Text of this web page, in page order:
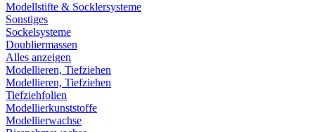
Modellstifte & Socklersysteme
Sonstiges
Sockelsysteme
Doubliermassen
Alles anzeigen
Modellieren, Tiefziehen
Modellieren, Tiefziehen
Tiefziehfolien
Modellierkunststoffe
Modellierwachse